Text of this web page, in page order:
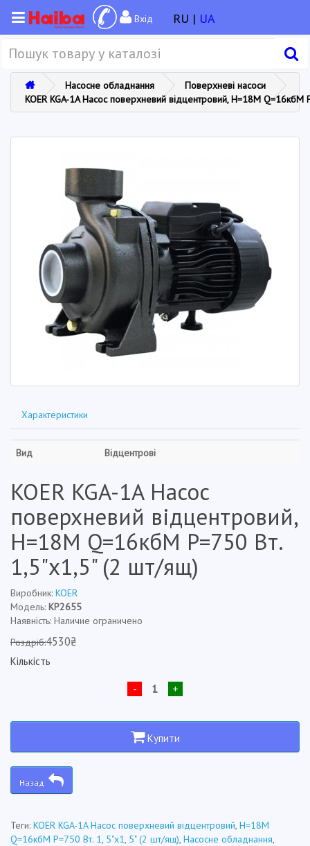
Вхід RU | UA
Насосне обладнання
Поверхневі насоси
KOER KGA-1A Насос поверхневий відцентровий, Н=18М
Характеристики
Вид Відцентрові
KOER KGA-1A Насос
поверхневий відцентровий,
Н=18М Q=16кбМ P=750 Вт.
1,5"x1,5" (2 шт/ящ)
Виробник: KOER
Модель: KP2655
Наявність: Наличие ограничено
Роздріб:4530₴
Кількість
- +
Купити
Назад
Теги: KOER KGA-1A Насос поверхневий відцентровий, Н=18М
Q=16кбМ P=750 Вт. 1, 5"x1, 5" (2 шт/ящ), Насосне обладнання,